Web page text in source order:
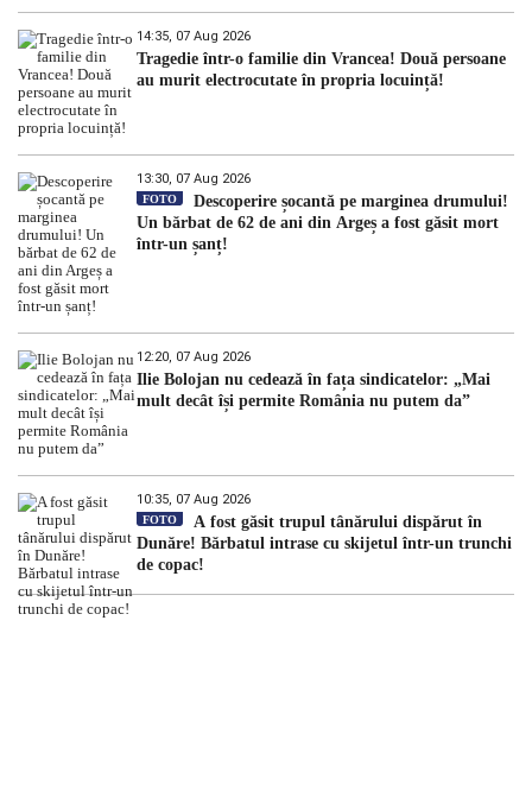
14:35, 07 Aug 2026
Tragedie într-o familie din Vrancea! Două persoane
au murit electrocutate în propria locuință!
13:30, 07 Aug 2026
FOTO
Descoperire șocantă pe marginea drumului!
Un bărbat de 62 de ani din Argeș a fost găsit mort
într-un șanț!
12:20, 07 Aug 2026
Ilie Bolojan nu cedează în fața sindicatelor: „Mai
mult decât își permite România nu putem da”
10:35, 07 Aug 2026
FOTO
A fost găsit trupul tânărului dispărut în
Dunăre! Bărbatul intrase cu skijetul într-un trunchi
de copac!